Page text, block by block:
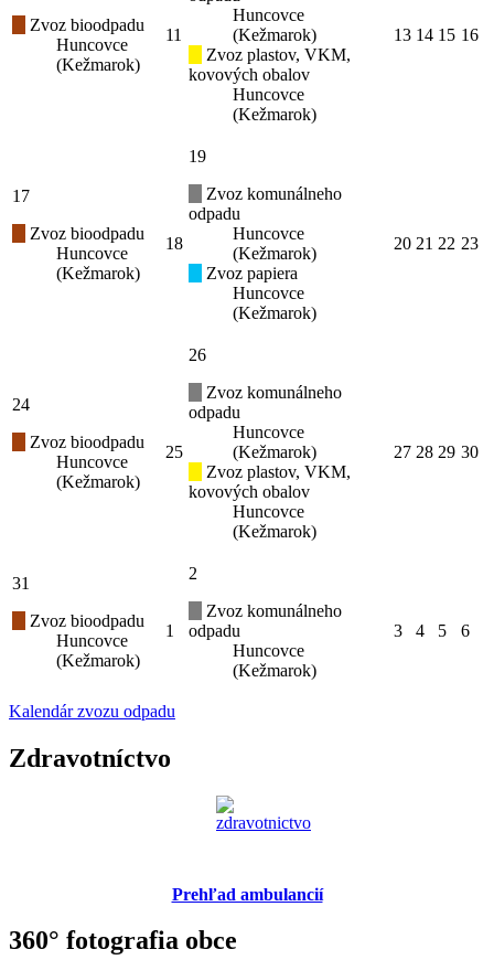
Zvoz bioodpadu
Huncovce
(Kežmarok)
11
Huncovce
(Kežmarok)
Zvoz plastov, VKM,
kovových obalov
Huncovce
(Kežmarok)
13 14 15 16
17
Zvoz bioodpadu
Huncovce
(Kežmarok)
18
19
Zvoz komunálneho
odpadu
Huncovce
(Kežmarok)
Zvoz papiera
Huncovce
(Kežmarok)
20 21 22 23
24
Zvoz bioodpadu
Huncovce
(Kežmarok)
25
26
Zvoz komunálneho
odpadu
Huncovce
(Kežmarok)
Zvoz plastov, VKM,
kovových obalov
Huncovce
(Kežmarok)
27 28 29 30
31
Zvoz bioodpadu
Huncovce
(Kežmarok)
1
2
Zvoz komunálneho
odpadu
Huncovce
(Kežmarok)
3 4 5 6
Kalendár zvozu odpadu
Zdravotníctvo
Prehľad ambulancií
360° fotografia obce